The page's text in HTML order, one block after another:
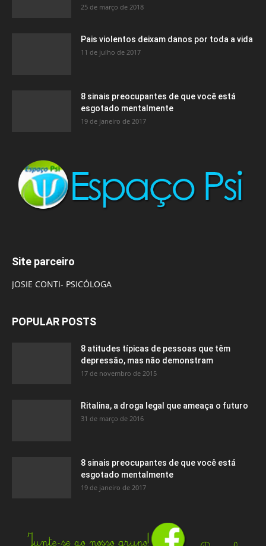
25 de março de 2018
Pais violentos deixam danos por toda a vida
11 de julho de 2017
8 sinais preocupantes de que você está
esgotado mentalmente
19 de janeiro de 2017
Site parceiro
JOSIE CONTI- PSICÓLOGA
POPULAR POSTS
8 atitudes típicas de pessoas que têm
depressão, mas não demonstram
17 de novembro de 2015
Ritalina, a droga legal que ameaça o futuro
31 de março de 2016
8 sinais preocupantes de que você está
esgotado mentalmente
19 de janeiro de 2017